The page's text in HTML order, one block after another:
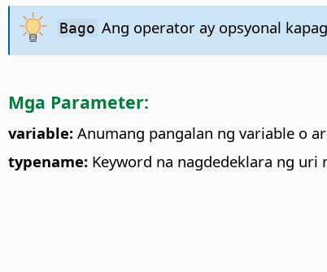
Bago Ang operator ay opsyonal
Mga Parameter:
variable: Anumang pangalan ng variable o
typename: Keyword na nagdedeklara ng uri